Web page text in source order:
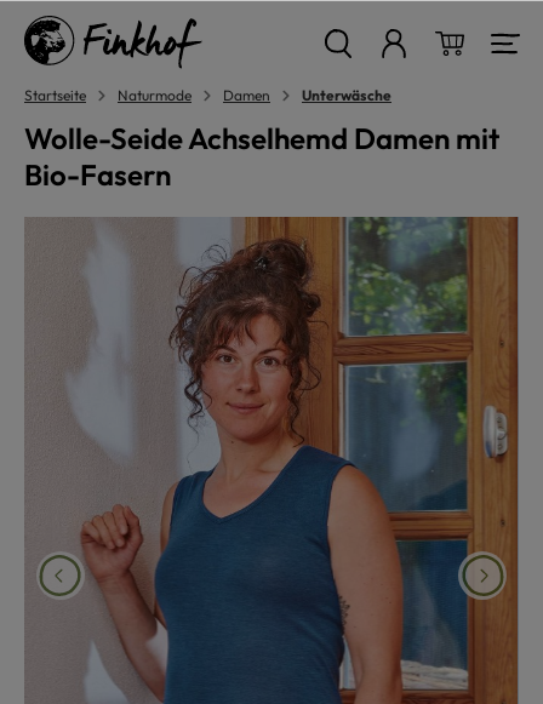
springen
Startseite Naturmode Damen Unterwäsche
Wolle-Seide Achselhemd Damen mit
Bio-Fasern